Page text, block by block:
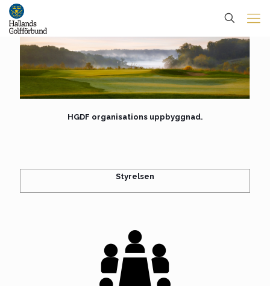
HGDF organisations uppbyggnad.
Styrelsen